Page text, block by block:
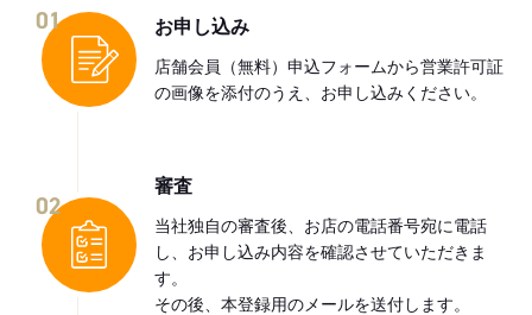
01 お申し込み
店舗会員（無料）申込フォームから営業許可証
の画像を添付のうえ、お申し込みください。
02
審査
当社独自の審査後、お店の電話番号宛に電話
し、お申し込み内容を確認させていただきま
す。
その後、本登録用のメールを送付します。